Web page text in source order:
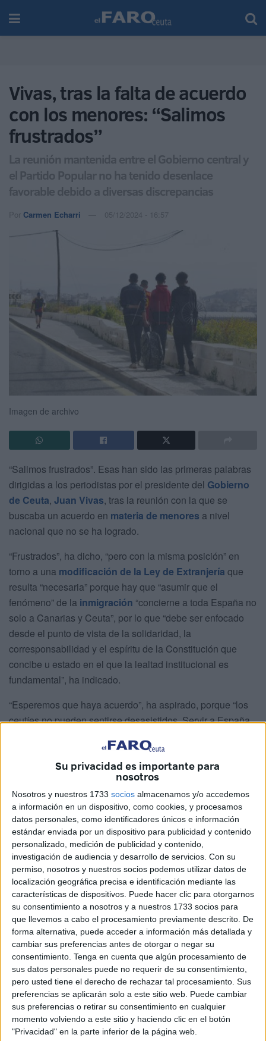
Su privacidad es importante para
nosotros
Nosotros y nuestros 1733 socios almacenamos y/o accedemos
a información en un dispositivo, como cookies, y procesamos
datos personales, como identificadores únicos e información
estándar enviada por un dispositivo para publicidad y contenido
personalizado, medición de publicidad y contenido,
investigación de audiencia y desarrollo de servicios. Con su
permiso, nosotros y nuestros socios podemos utilizar datos de
localización geográfica precisa e identificación mediante las
características de dispositivos. Puede hacer clic para otorgarnos
su consentimiento a nosotros y a nuestros 1733 socios para
que llevemos a cabo el procesamiento previamente descrito. De
forma alternativa, puede acceder a información más detallada y
cambiar sus preferencias antes de otorgar o negar su
consentimiento. Tenga en cuenta que algún procesamiento de
sus datos personales puede no requerir de su consentimiento,
pero usted tiene el derecho de rechazar tal procesamiento. Sus
preferencias se aplicarán solo a este sitio web. Puede cambiar
sus preferencias o retirar su consentimiento en cualquier
momento volviendo a este sitio y haciendo clic en el botón
"Privacidad" en la parte inferior de la página web.
Vivas, tras la falta de acuerdo
con los menores: “Salimos
frustrados”
La reunión mantenida entre el Gobierno central y
el Partido Popular no ha tenido desenlace
favorable debido a diversas discrepancias
Por Carmen Echarri 05/12/2024 - 16:57
Imagen de archivo
“Salimos frustrados”. Esas han sido las primeras palabras
dirigidas a los periodistas por el presidente del Gobierno
de Ceuta, Juan Vivas, tras la reunión con la que se
buscaba un acuerdo en materia de menores a nivel
nacional que no se ha logrado.
“Frustrados”, ha dicho, “pero con la misma posición” en
torno a una modificación de la Ley de Extranjería que
resulta “necesaria” porque hay que “asumir que el
fenómeno” de la inmigración “concierne a toda España no
solo a Canarias y Ceuta”, por lo que “debe ser enfocado
desde el punto de vista de la solidaridad, la
corresponsabilidad y el espíritu de la Constitución que
concibe u estado en el que la lealtad institucional es
fundamental”, ha indicado.
“Esperemos que haya acuerdo”, ha aspirado, porque “los
ceutíes no pueden sentirse desasistidos. Servir a España
estado descentralizado y complejo, en el gobierno de la
Nación y en las distintas Comunidades Autónomas, una
La reunión entre el Gobierno central, el PP y los ejecutivos
de Canarias y de Ceuta para abordar la acogida de
menores extranjeros no acompañados y su reparto entre
las comunidades autónomas de todo el territorio nacional,
ante el colapso que sufren esos dos territorios ha
terminado sin acuerdo.
El Gobierno nacional ha insistido en la reunión en que la
solución debe pasar por la reforma del artículo 35 de la
Ley de extranjería para que las comunidades autónomas
se vean obligadas a acoger a esos menores, en tanto que
el Partido Popular ha exigido al Ejecutivo que ponga sobre
la mesa un debate más a fondo sobre la política migratoria.